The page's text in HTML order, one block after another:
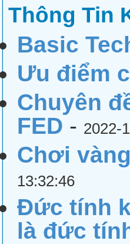
Thông Tin
Basic
Ưu điểm
Chuyên
FED - 2022-
Chơi
13:32:46
Đức tính
là đức